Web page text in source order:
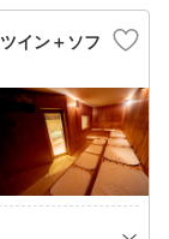
イン＋ソフ